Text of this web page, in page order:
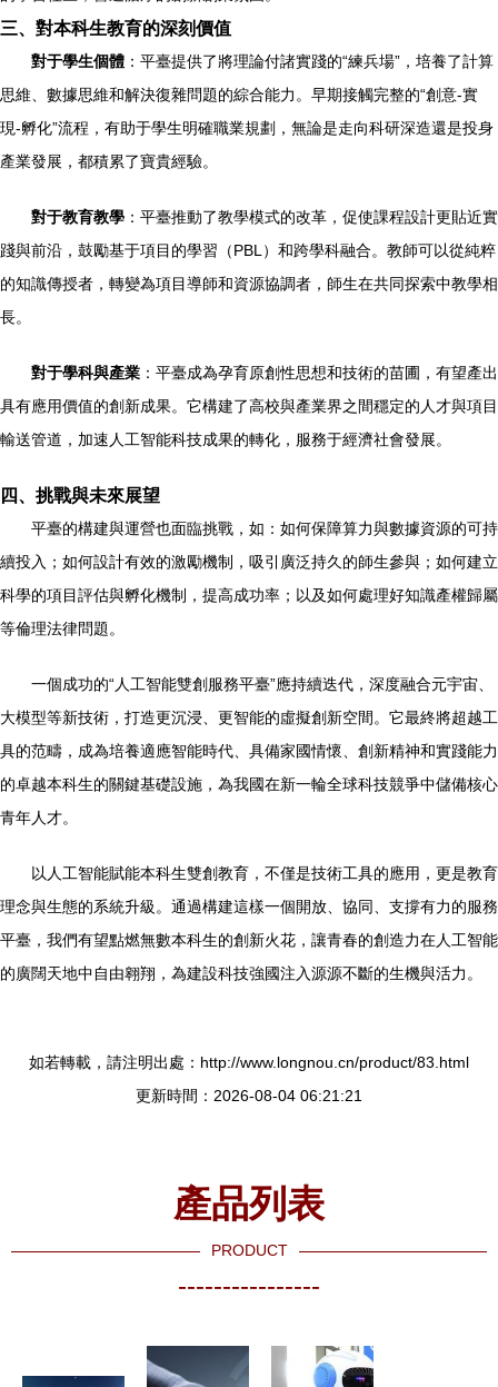
三、對本科生教育的深刻價值
對于學生個體 ：平臺提供了將理論付諸實踐的“練兵場”，培養了計算
思維、數據思維和解決復雜問題的綜合能力。早期接觸完整的“創意-實
現-孵化”流程，有助于學生明確職業規劃，無論是走向科研深造還是投身
產業發展，都積累了寶貴經驗。
對于教育教學 ：平臺推動了教學模式的改革，促使課程設計更貼近實
踐與前沿，鼓勵基于項目的學習（PBL）和跨學科融合。教師可以從純粹
的知識傳授者，轉變為項目導師和資源協調者，師生在共同探索中教學相
長。
對于學科與產業 ：平臺成為孕育原創性思想和技術的苗圃，有望產出
具有應用價值的創新成果。它構建了高校與產業界之間穩定的人才與項目
輸送管道，加速人工智能科技成果的轉化，服務于經濟社會發展。
四、挑戰與未來展望
平臺的構建與運營也面臨挑戰，如：如何保障算力與數據資源的可持
續投入；如何設計有效的激勵機制，吸引廣泛持久的師生參與；如何建立
科學的項目評估與孵化機制，提高成功率；以及如何處理好知識產權歸屬
等倫理法律問題。
一個成功的“人工智能雙創服務平臺”應持續迭代，深度融合元宇宙、
大模型等新技術，打造更沉浸、更智能的虛擬創新空間。它最終將超越工
具的范疇，成為培養適應智能時代、具備家國情懷、創新精神和實踐能力
的卓越本科生的關鍵基礎設施，為我國在新一輪全球科技競爭中儲備核心
青年人才。
以人工智能賦能本科生雙創教育，不僅是技術工具的應用，更是教育
理念與生態的系統升級。通過構建這樣一個開放、協同、支撐有力的服務
平臺，我們有望點燃無數本科生的創新火花，讓青春的創造力在人工智能
的廣闊天地中自由翱翔，為建設科技強國注入源源不斷的生機與活力。
如若轉載，請注明出處：http://www.longnou.cn/product/83.html
更新時間：2026-08-04 06:21:21
產品列表
PRODUCT
----------------